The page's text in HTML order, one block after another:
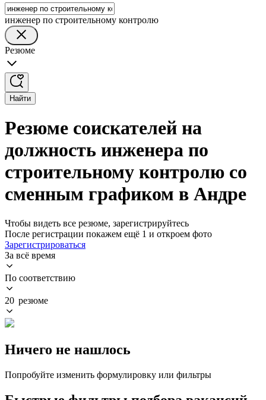
инженер по строительному контролю
Резюме
Найти
Резюме соискателей на
должность инженера по
строительному контролю со
сменным графиком в Андре
Чтобы видеть все резюме, зарегистрируйтесь
После регистрации покажем ещё 1 и откроем фото
Зарегистрироваться
За всё время
По соответствию
20 резюме
Ничего не нашлось
Попробуйте изменить формулировку или фильтры